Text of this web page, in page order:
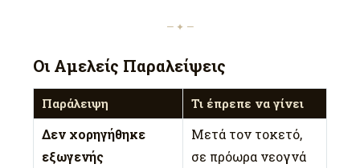
— ✦ —
Οι Αμελείς Παραλείψεις
Παράλειψη Τι έπρεπε να γίνει
Δεν χορηγήθηκε
εξωγενής
Μετά τον τοκετό,
σε πρόωρα νεογνά